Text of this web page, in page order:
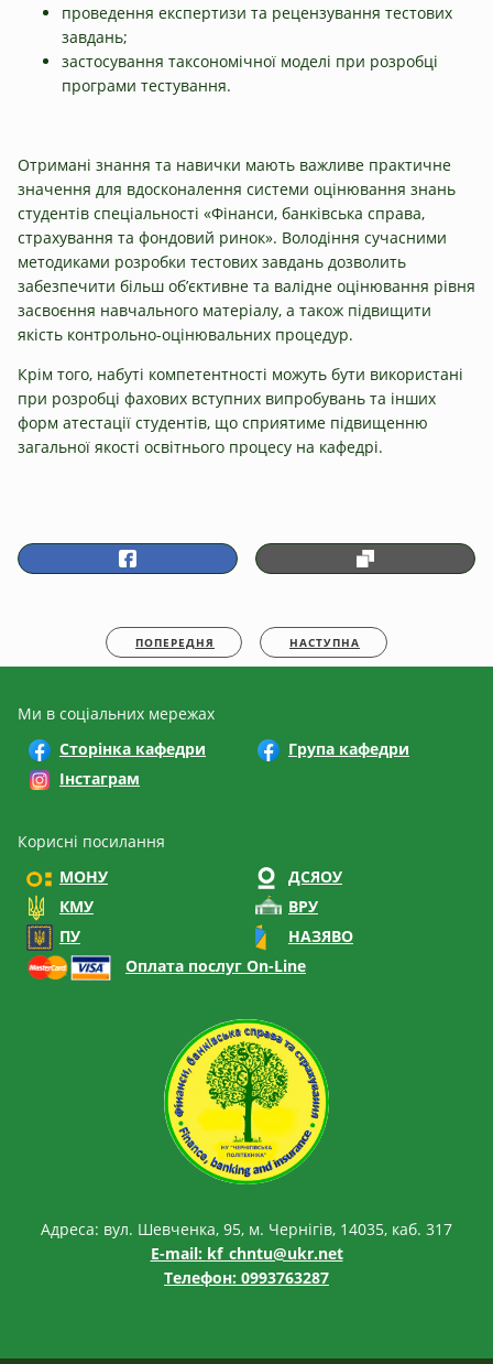
проведення експертизи та рецензування тестових
завдань;
застосування таксономічної моделі при розробці
програми тестування.
Отримані знання та навички мають важливе практичне
значення для вдосконалення системи оцінювання знань
студентів спеціальності «Фінанси, банківська справа,
страхування та фондовий ринок». Володіння сучасними
методиками розробки тестових завдань дозволить
забезпечити більш об’єктивне та валідне оцінювання рівня
засвоєння навчального матеріалу, а також підвищити
якість контрольно-оцінювальних процедур.
Крім того, набуті компетентності можуть бути використані
при розробці фахових вступних випробувань та інших
форм атестації студентів, що сприятиме підвищенню
загальної якості освітнього процесу на кафедрі.
ПОПЕРЕДНЯ НАСТУПНА
Ми в соціальних мережах
Сторінка кафедри
Група кафедри
Інстаграм
Корисні посилання
МОНУ
ДСЯОУ
КМУ
ВРУ
ПУ
НАЗЯВО
Оплата послуг On-Line
Адреса: вул. Шевченка, 95, м. Чернігів, 14035, каб. 317
E-mail: kf_chntu@ukr.net
Телефон: 0993763287